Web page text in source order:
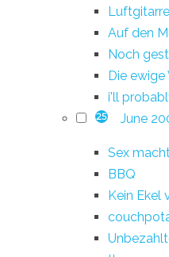
Auf den
Noch
Die ewige
i'll
25 June
Sex
BBQ
Kein Ekel